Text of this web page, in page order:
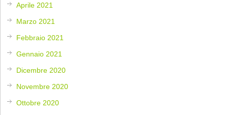
Aprile 2021
Marzo 2021
Febbraio 2021
Gennaio 2021
Dicembre 2020
Novembre 2020
Ottobre 2020